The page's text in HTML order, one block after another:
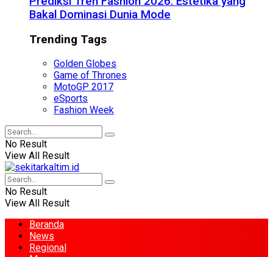
Bakal Dominasi Dunia Mode
Trending Tags
Golden Globes
Game of Thrones
MotoGP 2017
eSports
Fashion Week
No Result
View All Result
No Result
View All Result
Beranda
News
Regional